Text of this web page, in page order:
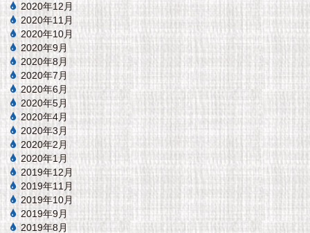
2020年12月
2020年11月
2020年10月
2020年9月
2020年8月
2020年7月
2020年6月
2020年5月
2020年4月
2020年3月
2020年2月
2020年1月
2019年12月
2019年11月
2019年10月
2019年9月
2019年8月